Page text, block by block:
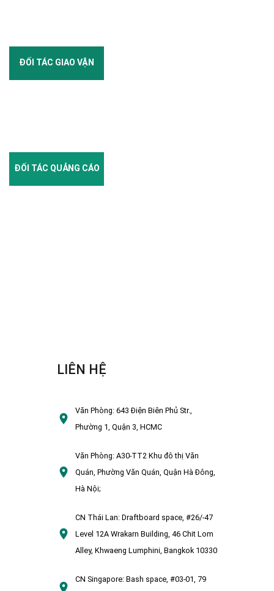
ĐỐI TÁC GIAO VẬN
ĐỐI TÁC QUẢNG CÁO
LIÊN HỆ
Văn Phòng:643 Điện Biên Phủ Str.,
Phường 1, Quận 3, HCMC
Văn Phòng:A30-TT2 Khu đô thị Văn
Quán, Phường Văn Quán, Quận Hà Đông,
Hà Nội;
CN Thái Lan: Draftboard space, #26/-47
Level 12A Wrakarn Building, 46 Chit Lom
Alley, Khwaeng Lumphini, Bangkok 10330
CN Singapore: Bash space, #03-01, 79